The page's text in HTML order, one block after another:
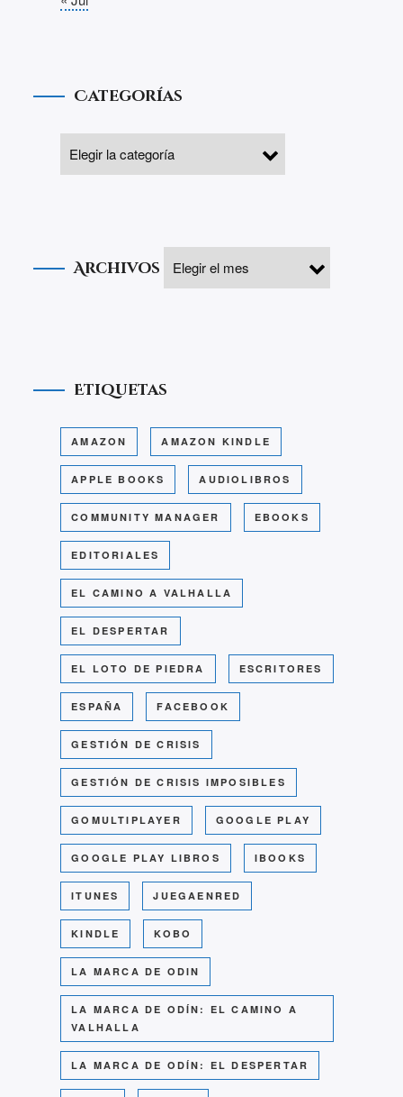
Categorías
Archivos
Etiquetas
AMAZON AMAZON KINDLE
APPLE BOOKS AUDIOLIBROS
COMMUNITY MANAGER EBOOKS
EDITORIALES
EL CAMINO A VALHALLA
EL DESPERTAR
EL LOTO DE PIEDRA ESCRITORES
ESPAÑA FACEBOOK
GESTIÓN DE CRISIS
GESTIÓN DE CRISIS IMPOSIBLES
GOMULTIPLAYER GOOGLE PLAY
GOOGLE PLAY LIBROS IBOOKS
ITUNES JUEGAENRED
KINDLE KOBO
LA MARCA DE ODIN
LA MARCA DE ODÍN: EL CAMINO A
VALHALLA
LA MARCA DE ODÍN: EL DESPERTAR